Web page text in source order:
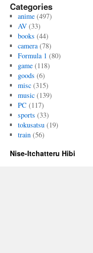
Categories
anime(497)
AV(33)
books (44)
camera(78)
Formula 1 (80)
game(118)
goods (6)
misc(315)
music(139)
PC (117)
sports (33)
tokusatsu(19)
train(56)
Nise-Itchatteru Hibi